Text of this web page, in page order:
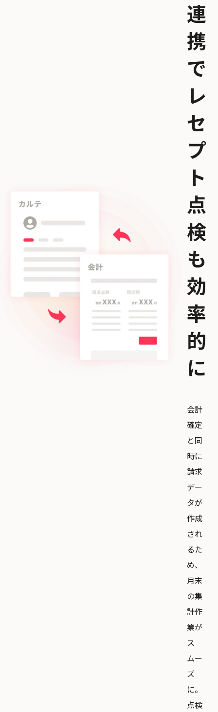
連
携
で
レ
セ
プ
ト
点
検
も
効
率
的
に
会計
確定
と同
時に
請求
デー
タが
作成
され
るた
め、
月末
の集
計作
業が
ス
ムー
ズ
に。
点検